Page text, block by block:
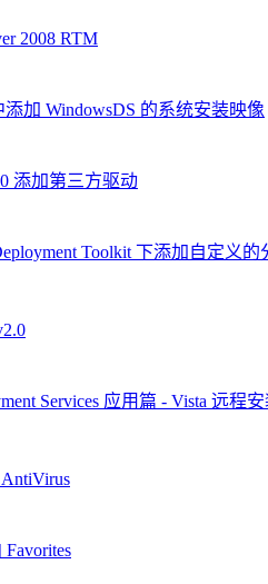
2008 RTM
加 WindowsDS 的系统安装映像
添加第三方驱动
Toolkit 下添加自定义
Services 应用篇 - Vista 远程